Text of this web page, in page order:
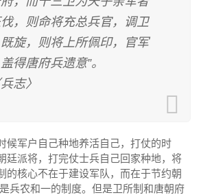
，则命将充总兵官，调卫
旋，则将上所佩印，官军
得唐府兵遗意”。
志〉
候军户自己种地养活自己，打仗的时
廷派将，打完仗士兵自己回家种地，将
的核心不在于建设军队，而在于节约朝
兵农和一的制度。但是卫所制和唐朝府